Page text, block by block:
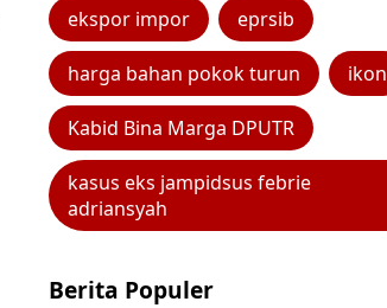
ekspor impor eprsib
harga bahan pokok turun ikon
Kabid Bina Marga DPUTR
kasus eks jampidsus febrie
adriansyah
Berita Populer